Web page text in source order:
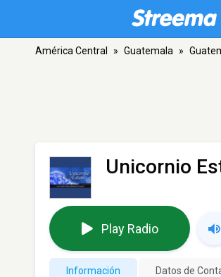
América Central » Guatemala »
Unicornio
Play Radio
Información Datos de